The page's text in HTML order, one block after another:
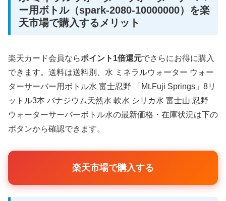
ー用ボトル（spark-2080-10000000）を楽
天市場で購入するメリット
楽天カード会員ならポイント1倍還元でさらにお得に購入
できます。送料は送料別、水 ミネラルウォーター ウォー
ターサーバー用ボトル水 富士忍野 「Mt.Fuji Springs」8リ
ットル3本 バナジウム天然水 軟水 シリカ水 富士山 忍野
ウォーターサーバーボトル水の最新価格・在庫状況は下の
ボタンから確認できます。
楽天市場で購入する